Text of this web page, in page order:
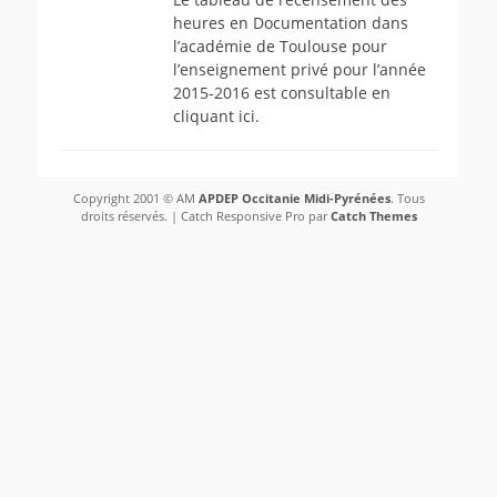
heures en Documentation dans
l’académie de Toulouse pour
l’enseignement privé pour l’année
2015-2016 est consultable en
cliquant ici.
Copyright 2001 © AM APDEP Occitanie Midi-Pyrénées. Tous
droits réservés. | Catch Responsive Pro parCatch Themes